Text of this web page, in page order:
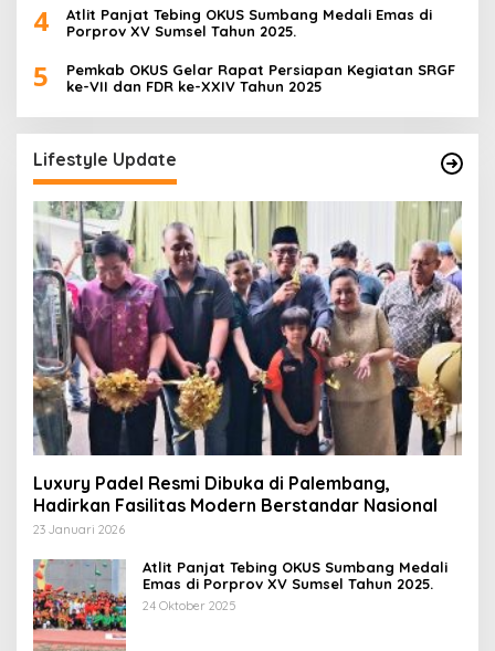
4
Atlit Panjat Tebing OKUS Sumbang Medali Emas di
Porprov XV Sumsel Tahun 2025.
5
Pemkab OKUS Gelar Rapat Persiapan Kegiatan SRGF
ke-VII dan FDR ke-XXIV Tahun 2025
Lifestyle Update
Luxury Padel Resmi Dibuka di Palembang,
Hadirkan Fasilitas Modern Berstandar Nasional
23 Januari 2026
Atlit Panjat Tebing OKUS Sumbang Medali
Emas di Porprov XV Sumsel Tahun 2025.
24 Oktober 2025